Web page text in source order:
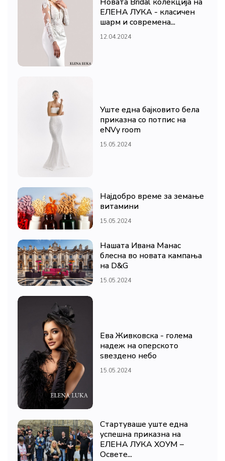
ЕЛЕНА ЛУКА - класичен
шарм и современа...
12.04.2024
Уште една бајковито бела
приказна со потпис на
eNVy room
15.05.2024
Најдобро време за земање
витамини
15.05.2024
Нашата Ивана Манас
блесна во новата кампања
на D&G
15.05.2024
Ева Живковска - голема
надеж на оперското
ѕвездено небо
15.05.2024
Стартуваше уште една
успешна приказна на
ЕЛЕНА ЛУКА ХОУМ –
Освете...